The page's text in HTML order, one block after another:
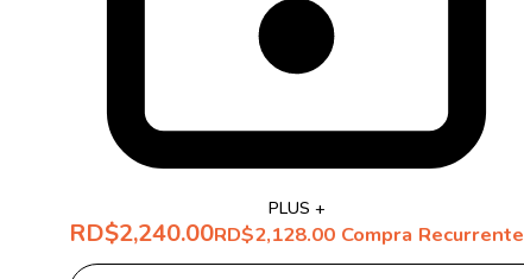
PLUS +
RD$2,240.00RD$2,128.00 Compra Recurrente